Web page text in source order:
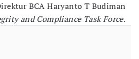
BCA Haryanto T Budiman
and Compliance Task Force.